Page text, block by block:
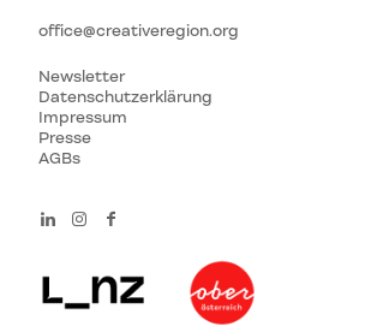
office@creativeregion.org
Newsletter
Datenschutzerklärung
Impressum
Presse
AGBs